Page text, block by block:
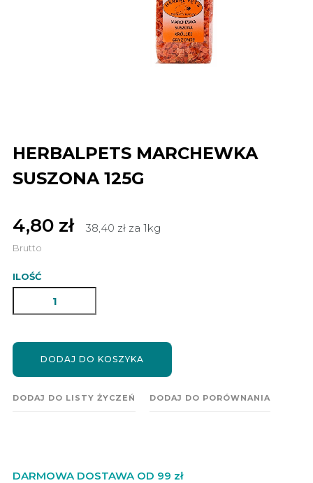
HERBALPETS MARCHEWKA
SUSZONA 125G
4,80 zł 38,40 zł za 1kg
Brutto
ILOŚĆ
DODAJ DO KOSZYKA
DODAJ DO LISTY ŻYCZEŃ DODAJ DO PORÓWNANIA
DARMOWA DOSTAWA OD 99 zł